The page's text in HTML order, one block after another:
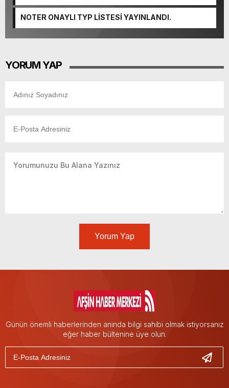
NOTER ONAYLI TYP LİSTESİ YAYINLANDI.
YORUM YAP
Yorum Yap
Günün önemli haberlerinden anında bilgi sahibi olmak istiyorsanız
eğer haber bültenine üye olun.